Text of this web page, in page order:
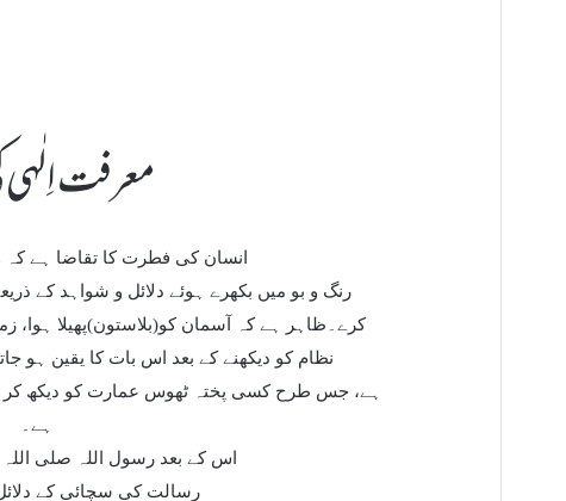
معرفت اِلٰہی
انسان کی فطرت کا تقاضا ہے
رنگ و بو میں بکھرے ہوئے دلائل و شواہد کے
کرے۔ظاہر ہے کہ آسمان کو(بلاستون)پھیلا
نظام کو دیکھنے کے بعد اس بات کا یقین ہو
ہے، جس طرح کسی پختہ ٹھوس عمارت کو دیکھ
ہے۔
اس کے بعد رسول اللہ صلی
رسالت کی سچائی کے